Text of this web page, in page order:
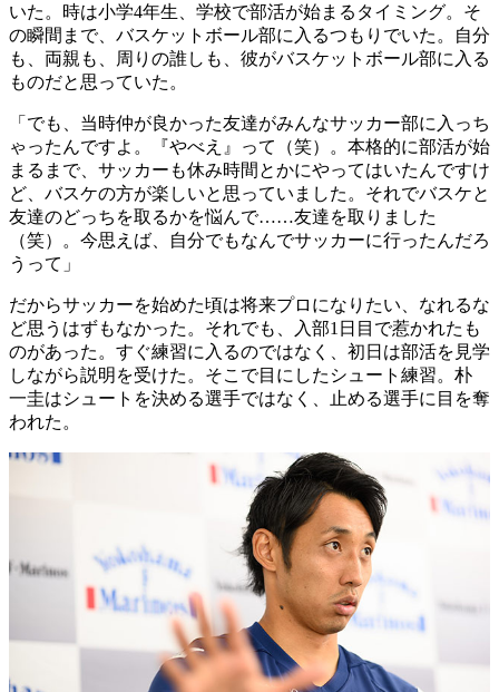
いた。時は小学4年生、学校で部活が始まるタイミング。そ
の瞬間まで、バスケットボール部に入るつもりでいた。自分
も、両親も、周りの誰しも、彼がバスケットボール部に入る
ものだと思っていた。
「でも、当時仲が良かった友達がみんなサッカー部に入っち
ゃったんですよ。『やべえ』って（笑）。本格的に部活が始
まるまで、サッカーも休み時間とかにやってはいたんですけ
ど、バスケの方が楽しいと思っていました。それでバスケと
友達のどっちを取るかを悩んで……友達を取りました
（笑）。今思えば、自分でもなんでサッカーに行ったんだろ
うって」
だからサッカーを始めた頃は将来プロになりたい、なれるな
ど思うはずもなかった。それでも、入部1日目で惹かれたも
のがあった。すぐ練習に入るのではなく、初日は部活を見学
しながら説明を受けた。そこで目にしたシュート練習。朴
一圭はシュートを決める選手ではなく、止める選手に目を奪
われた。